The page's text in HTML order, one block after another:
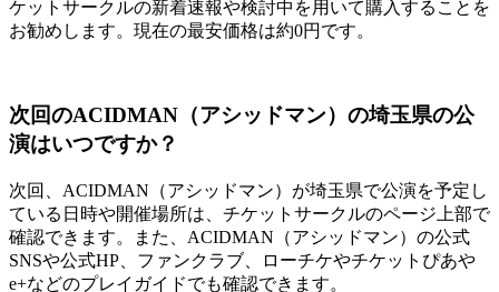
ケットサークルの新着速報や検討中を用いて購入することを
お勧めします。現在の最安価格は約0円です。
次回のACIDMAN（アシッドマン）の埼玉県の公
演はいつですか？
次回、ACIDMAN（アシッドマン）が埼玉県で公演を予定し
ている日時や開催場所は、チケットサークルのページ上部で
確認できます。また、ACIDMAN（アシッドマン）の公式
SNSや公式HP、ファンクラブ、ローチケやチケットぴあや
e+などのプレイガイドでも確認できます。